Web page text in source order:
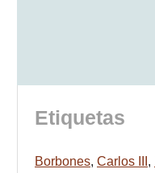
Etiquetas
Borbones, Carlos III ,